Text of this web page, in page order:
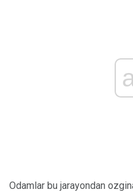
Odamlar bu jarayondan